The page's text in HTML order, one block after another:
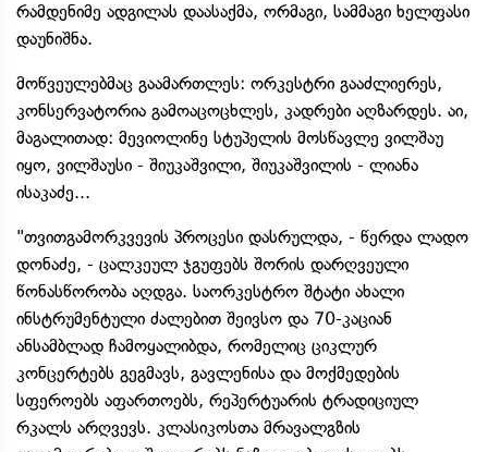
რამდენიმე ადგილას დაასაქმა, ორმაგი, სამმაგი ხელფასი
დაუნიშნა.
მოწვეულებმაც გაამართლეს: ორკესტრი გააძლიერეს,
კონსერვატორია გამოაცოცხლეს, კადრები აღზარდეს. აი,
მაგალითად: მევიოლინე სტუპელის მოსწავლე ვილშაუ
იყო, ვილშაუსი - შიუკაშვილი, შიუკაშვილის - ლიანა
ისაკაძე...
"თვითგამორკვევის პროცესი დასრულდა, - წერდა ლადო
დონაძე, - ცალკეულ ჯგუფებს შორის დარღვეული
წონასწორობა აღდგა. საორკესტრო შტატი ახალი
ინსტრუმენტული ძალებით შეივსო და 70-კაციან
ანსამბლად ჩამოყალიბდა, რომელიც ციკლურ
კონცერტებს გეგმავს, გავლენისა და მოქმედების
სფეროებს აფართოებს, რეპერტუარის ტრადიციულ
რკალს არღვევს. კლასიკოსთა მრავალგზის